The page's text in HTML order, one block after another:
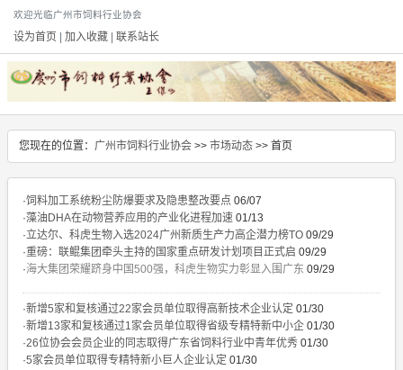
欢迎光临广州市饲料行业协会
设为首页 加入收藏 联系站长
您现在的位置： 广州市饲料行业协会 >> 市场动态 >> 首页
·饲料加工系统粉尘防爆要求及隐患整改要点 06/07
·藻油DHA在动物营养应用的产业化进程加速 01/13
·立达尔、科虎生物入选2024广州新质生产力高企潜力榜TO 09/29
·重磅：联鲲集团牵头主持的国家重点研发计划项目正式启 09/29
·海大集团荣耀跻身中国500强，科虎生物实力彰显入围广东 09/29
·新增5家和复核通过22家会员单位取得高新技术企业认定 01/30
·新增13家和复核通过1家会员单位取得省级专精特新中小企 01/30
·26位协会会员企业的同志取得广东省饲料行业中青年优秀 01/30
·5家会员单位取得专精特新小巨人企业认定 01/30